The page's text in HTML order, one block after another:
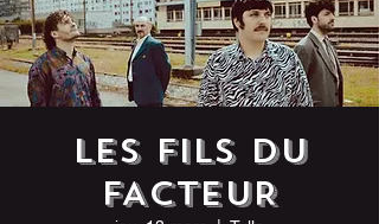
LES FILS DU
FACTEUR